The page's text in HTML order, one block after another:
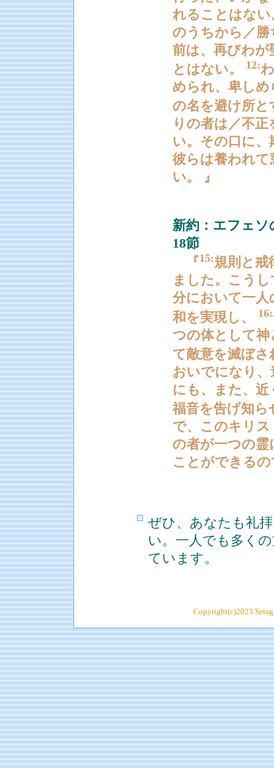
れることはな
のうちから／
前は、再びわが
とはない。
12:
められ、卑し
の名を避け所
りの者は／不
い。その口に
彼らは養われ
い。 』
新約：エフェソ
18節
『 15:規則と戒
ました。こう
分において一人
和を実現し、
16:
つの体として神
て敵意を滅ぼ
おいでになり
にも、また、
福音を告げ知
で、このキリ
の者が一つの
ことができる
ぜひ、あなたも礼
い。一人でも多く
ています。
Copyright(c)2023